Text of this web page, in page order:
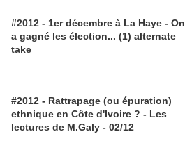
#2012 - 1er décembre à La Haye - On
a gagné les élection... (1) alternate
take
#2012 - Rattrapage (ou épuration)
ethnique en Côte d'Ivoire ? - Les
lectures de M.Galy - 02/12